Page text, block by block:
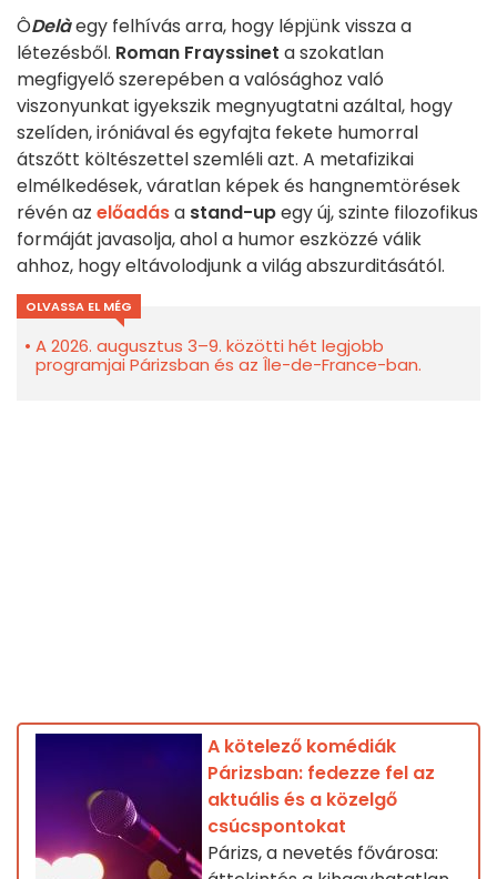
ÔDelàegy felhívás arra, hogy lépjünk vissza a
létezésből. Roman Frayssinet a szokatlan
megfigyelő szerepében a valósághoz való
viszonyunkat igyekszik megnyugtatni azáltal, hogy
szelíden, iróniával és egyfajta fekete humorral
átszőtt költészettel szemléli azt. A metafizikai
elmélkedések, váratlan képek és hangnemtörések
révén az előadása stand-upegy új, szinte filozofikus
formáját javasolja, ahol a humor eszközzé válik
ahhoz, hogy eltávolodjunk a világ abszurditásától.
OLVASSA EL MÉG
A 2026. augusztus 3–9. közötti hét legjobb
programjai Párizsban és az Île-de-France-ban.
A kötelező komédiák
Párizsban: fedezze fel az
aktuális és a közelgő
csúcspontokat
Párizs, a nevetés fővárosa: